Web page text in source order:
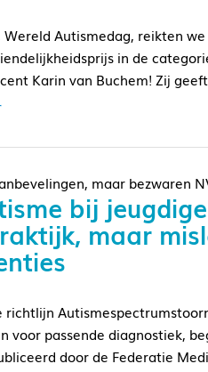
Wereld Autismedag, reikten
in de
Karin van Buchem! Zij
maar bezwaren
bij
maar
richtlijn
voor passende diagnostiek,
door de Federatie